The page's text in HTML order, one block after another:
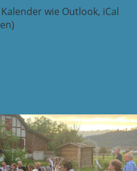
wie Outlook, iCal